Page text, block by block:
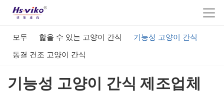
모두 핥을 수 있는 고양이 간식
기능성 고양이 간식
동결 건조 고양이 간식
기능성 고양이 간식 제조업체